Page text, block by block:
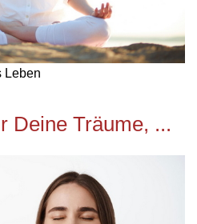
Leben
Deine Träume, ...